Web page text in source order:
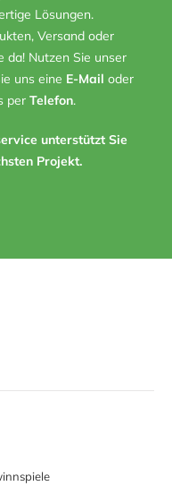
Lösungen.
Versand oder
da! Nutzen Sie unser
uns eine E-Mail oder
per Telefon.
unterstützt Sie
Projekt.